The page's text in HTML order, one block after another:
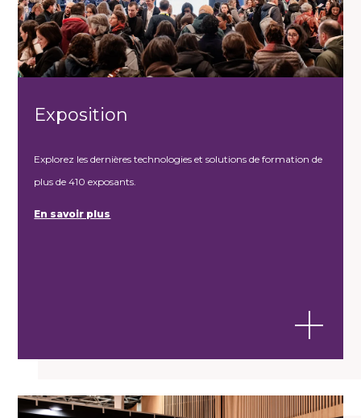
Exposition
Explorez les dernières technologies et solutions de formation de
plus de 410 exposants.
En savoir plus